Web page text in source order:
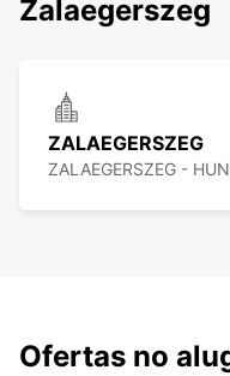
Zalaegerszeg
ZALAEGERSZEG
ZALAEGERSZEG -
Ofertas no